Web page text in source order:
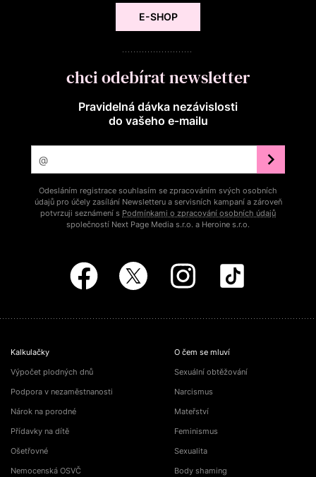
E-SHOP
chci odebírat newsletter
Pravidelná dávka nezávislosti
do vašeho e‑mailu
Odesláním registrace souhlasím se zpracováním svých osobních
údajů pro účely zasílání Newsletteru a servisních kampaní a zároveň
potvrzuji seznámení s Podmínkami o zpracování osobních údajů
společností Next Page Media s.r.o. a Heroine s.r.o.
Kalkulačky
Výpočet plodných dnů
Podpora v nezaměstnanosti
Nárok na porodné
Přídavky na dítě
Ošetřovné
Nemocenská OSVČ
O čem se mluví
Sexuální obtěžování
Narcismus
Mateřství
Feminismus
Sexualita
Body shaming